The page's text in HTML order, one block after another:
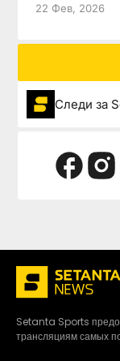
22 Фев, 2026
Следи за
Setanta Sports
трансляциям самых